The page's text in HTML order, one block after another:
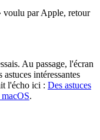
voulu par Apple, retour
Au passage, l'écran
intéressantes
l'écho ici : Des astuces
.